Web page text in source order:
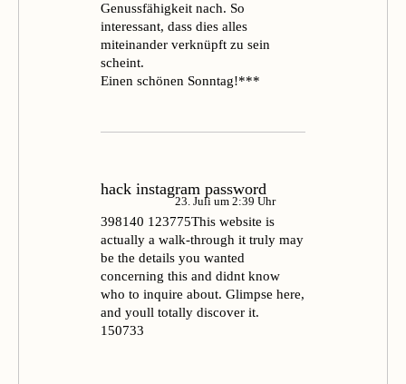
Genussfähigkeit nach. So
interessant, dass dies alles
miteinander verknüpft zu sein
scheint.
Einen schönen Sonntag!***
hack instagram password
23. Juli um 2:39 Uhr
398140 123775This website is
actually a walk-through it truly may
be the details you wanted
concerning this and didnt know
who to inquire about. Glimpse here,
and youll totally discover it.
150733